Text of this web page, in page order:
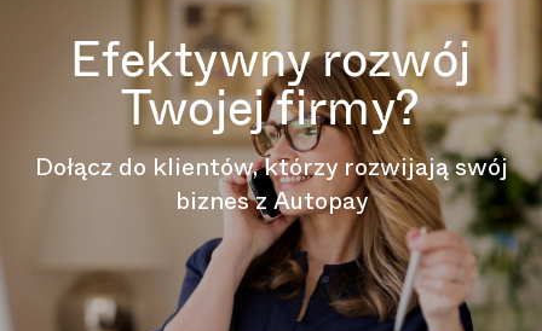
Efektywny rozwój
Twojej firmy?
Dołącz do klientów, którzy rozwijają swój
biznes z Autopay